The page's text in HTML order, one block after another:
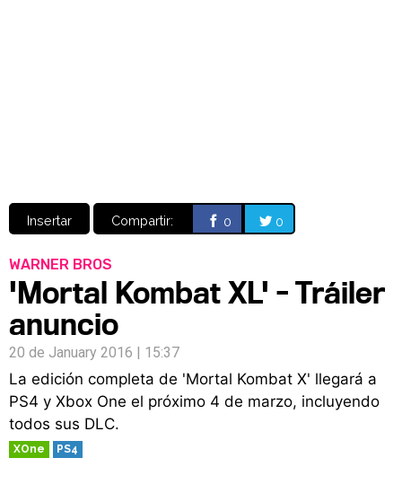
Insertar Compartir: 0 0
WARNER BROS
'Mortal Kombat XL' - Tráiler
anuncio
20 de January 2016 | 15:37
La edición completa de 'Mortal Kombat X' llegará a
PS4 y Xbox One el próximo 4 de marzo, incluyendo
todos sus DLC.
XOne PS4